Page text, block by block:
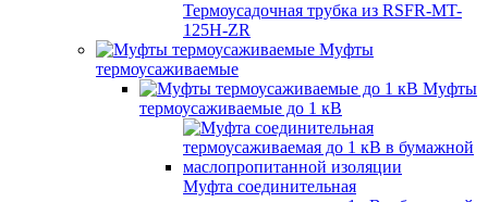
Термоусадочная трубка из RSFR-MT-
125H-ZR
Муфты
термоусаживаемые
Муфты
термоусаживаемые до 1 кВ
Муфта соединительная